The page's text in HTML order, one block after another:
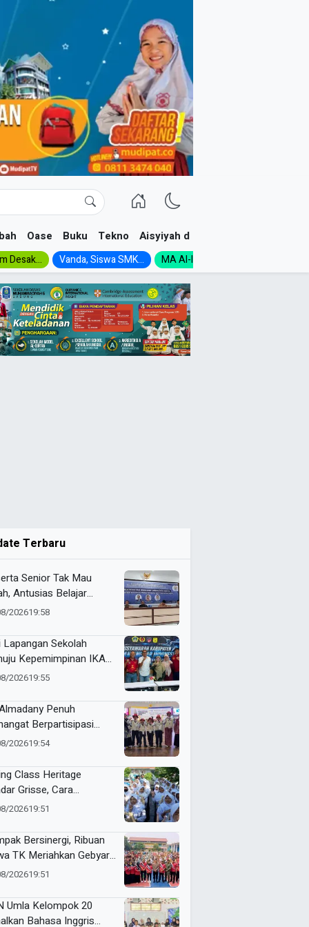
Oase Buku Tekno Aisyiyah dan NA
Desak... Vanda, Siswa SMK... MA Al-Ishlah Gelar...
Terbaru
Senior Tak Mau
Antusias Belajar
Digital di PDM
202619:58
Lapangan Sekolah
Kepemimpinan IKASI
202619:55
Penuh
Berpartisipasi
Ajang ME Awards 2026
202619:54
Class Heritage
Grisse, Cara
Hadirkan
202619:51
Bersinergi, Ribuan
TK Meriahkan Gebyar
Se-Kecamatan
202619:51
Umla Kelompok 20
Bahasa Inggris